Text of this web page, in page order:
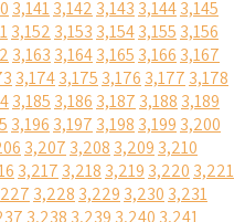
3,1413,142 3,143 3,1443,145
3,152 3,153 3,1543,155 3,156
3,163 3,1643,165 3,166 3,167
3,1743,175 3,176 3,177 3,178
3,185 3,186 3,187 3,188 3,189
3,196 3,197 3,198 3,199 3,200
3,207 3,208 3,209 3,210
3,217 3,218 3,219 3,220 3,221
3,228 3,229 3,230 3,231